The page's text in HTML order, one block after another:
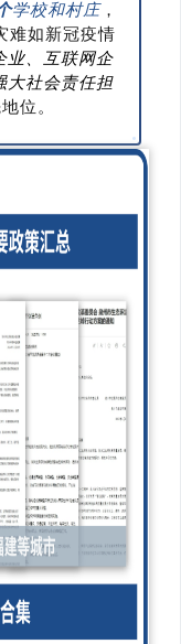
学校和村庄，
难如新冠疫情
业、互联网企
大社会责任担
位。